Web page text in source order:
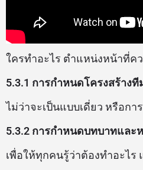
ใครทำอะไร ตำแหน่งหน้าที่ค
5.3.1 การกำหนดโครงสร้างที
ไม่ว่าจะเป็นแบบเดี่ยว หรือกา
5.3.2 การกำหนดบทบาทแล
เพื่อให้ทุกคนรู้ว่าต้องทำอะไร